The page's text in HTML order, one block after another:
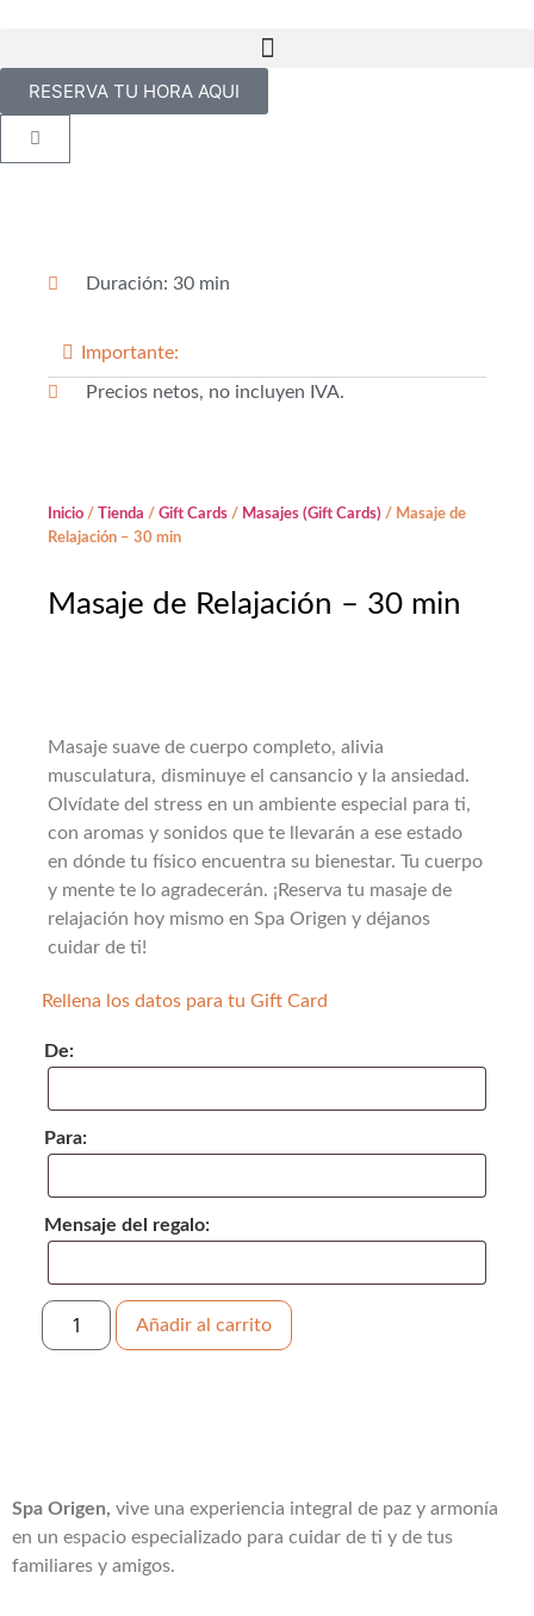
RESERVA TU HORA AQUI
Duración: 30 min
Importante:
Precios netos, no incluyen IVA.
Inicio / Tienda / Gift Cards / Masajes (Gift Cards) / Masaje de
Relajación – 30 min
Masaje de Relajación – 30 min
Masaje suave de cuerpo completo, alivia
musculatura, disminuye el cansancio y la ansiedad.
Olvídate del stress en un ambiente especial para ti,
con aromas y sonidos que te llevarán a ese estado
en dónde tu físico encuentra su bienestar. Tu cuerpo
y mente te lo agradecerán. ¡Reserva tu masaje de
relajación hoy mismo en Spa Origen y déjanos
cuidar de ti!
Rellena los datos para tu Gift Card
De:
Para:
Mensaje del regalo:
Añadir al carrito
Spa Origen, vive una experiencia integral de paz y armonía
en un espacio especializado para cuidar de ti y de tus
familiares y amigos.